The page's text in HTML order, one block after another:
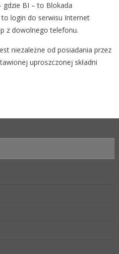
gdzie BI – to Blokada
login do serwisu Internet
z dowolnego telefonu.
niezależne od posiadania przez
uproszczonej składni